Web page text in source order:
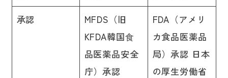
承認
MFDS（旧
KFDA韓国⾷
品医薬品安全
庁）承認
FDA（アメリ
カ食品医薬品
局）承認 日本
の厚生労働省